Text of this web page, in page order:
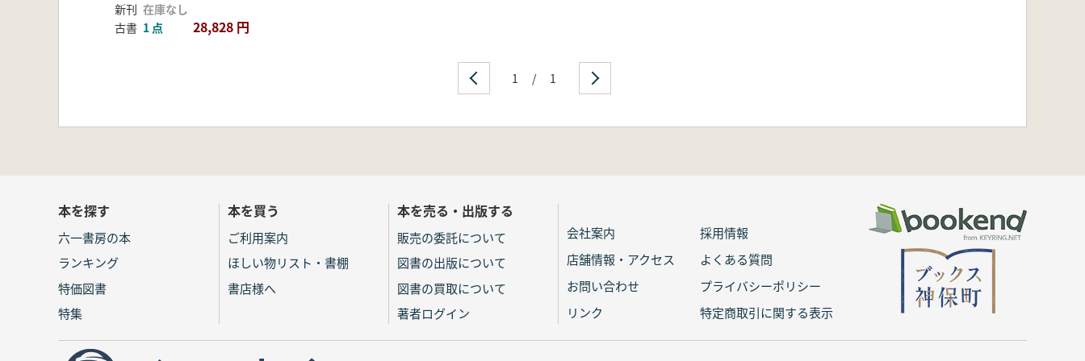
新刊 在庫なし
古書 1 点 28,828 円
1 / 1
本を探す
六一書房の本
ランキング
特価図書
特集
本を買う
ご利用案内
ほしい物リスト・書棚
書店様へ
本を売る・出版する
販売の委託について
図書の出版について
図書の買取について
著者ログイン
会社案内
採用情報
店舗情報・アクセス
よくある質問
お問い合わせ
プライバシーポリシー
リンク
特定商取引に関する表示